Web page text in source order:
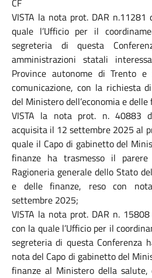
CF
VISTA la nota prot. DAR
quale l’Ufficio per il
segreteria di questa
amministrazioni statali
Province autonome di Trento
comunicazione, con la richiesta
del Ministero dell’economia e delle
VISTA la nota prot. n. 40883
acquisita il 12 settembre 2025 al
quale il Capo di gabinetto del
finanze ha trasmesso il
Ragioneria generale dello Stato
e delle finanze, reso con
settembre 2025;
VISTA la nota prot. DAR n.
con la quale l’Ufficio per il
segreteria di questa Conferenza
nota del Capo di gabinetto del
finanze al Ministero della